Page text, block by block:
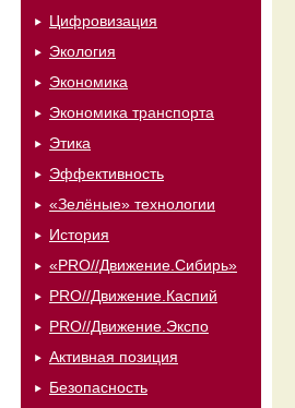
Цифровизация
Экология
Экономика
Экономика транспорта
Этика
Эффективность
«Зелёные» технологии
История
«PRO//Движение.Сибирь»
PRO//Движение.Каспий
PRO//Движение.Экспо
Активная позиция
Безопасность